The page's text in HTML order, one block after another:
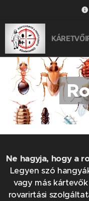
Ne hagyja, hogy a
Legyen szó
vagy más
rovarirtási